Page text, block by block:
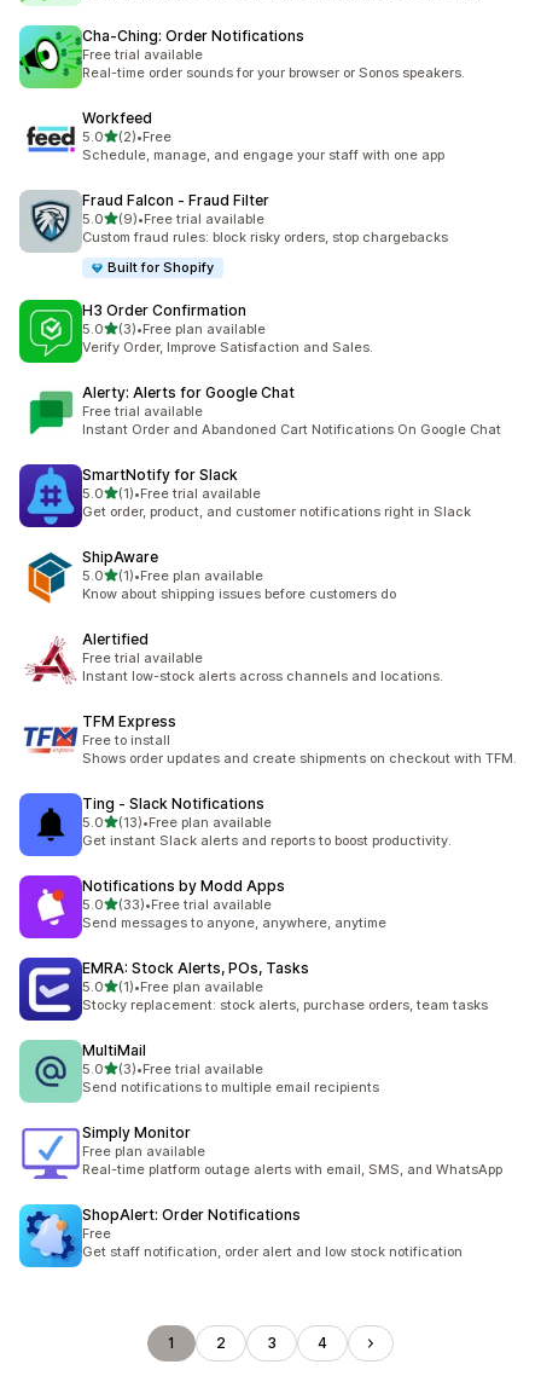
Cha‑Ching: Order Notifications
Free trial available
Real-time order sounds for your browser or Sonos speakers.
Workfeed
5.0เต็ม 5 ดาว
(2)
ทั้งหมด 2 รีวิว
•Free
Schedule, manage, and engage your staff with one app
Fraud Falcon ‑ Fraud Filter
5.0เต็ม 5 ดาว
(9)
ทั้งหมด 9 รีวิว
•Free trial available
Custom fraud rules: block risky orders, stop chargebacks
Built for Shopify
H3 Order Confirmation
5.0เต็ม 5 ดาว
(3)
ทั้งหมด 3 รีวิว
•Free plan available
Verify Order, Improve Satisfaction and Sales.
Alerty: Alerts for Google Chat
Free trial available
Instant Order and Abandoned Cart Notifications On Google Chat
SmartNotify for Slack
5.0เต็ม 5 ดาว
(1)
ทั้งหมด 1 รีวิว
•Free trial available
Get order, product, and customer notifications right in Slack
ShipAware
5.0เต็ม 5 ดาว
(1)
ทั้งหมด 1 รีวิว
•Free plan available
Know about shipping issues before customers do
Alertified
Free trial available
Instant low-stock alerts across channels and locations.
TFM Express
Free to install
Shows order updates and create shipments on checkout with TFM.
Ting ‑ Slack Notifications
5.0เต็ม 5 ดาว
(13)
ทั้งหมด 13 รีวิว
•Free plan available
Get instant Slack alerts and reports to boost productivity.
Notifications by Modd Apps
5.0เต็ม 5 ดาว
(33)
ทั้งหมด 33 รีวิว
•Free trial available
Send messages to anyone, anywhere, anytime
EMRA: Stock Alerts, POs, Tasks
5.0เต็ม 5 ดาว
(1)
ทั้งหมด 1 รีวิว
•Free plan available
Stocky replacement: stock alerts, purchase orders, team tasks
MultiMail
5.0เต็ม 5 ดาว
(3)
ทั้งหมด 3 รีวิว
•Free trial available
Send notifications to multiple email recipients
Simply Monitor
Free plan available
Real-time platform outage alerts with email, SMS, and WhatsApp
ShopAlert: Order Notifications
Free
Get staff notification, order alert and low stock notification
1 2 3 4